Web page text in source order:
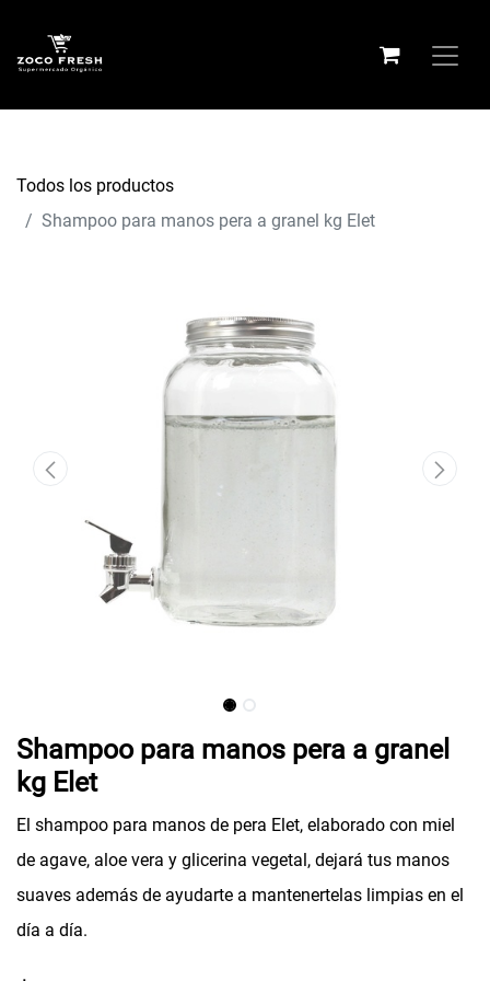
Todos los productos
Shampoo para manos pera a granel kg Elet
Shampoo para manos pera a granel
kg Elet
El shampoo para manos de pera Elet, elaborado con miel
de agave, aloe vera y glicerina vegetal, dejará tus manos
suaves además de ayudarte a mantenertelas limpias en el
día a día.